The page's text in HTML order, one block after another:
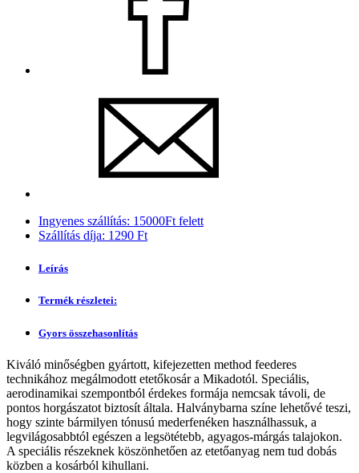
Ingyenes szállítás: 15000Ft felett
Szállítás díja: 1290 Ft
Leírás
Termék részletei:
Gyors összehasonlítás
Kiváló minőségben gyártott, kifejezetten method feederes
technikához megálmodott etetőkosár a Mikadotól. Speciális,
aerodinamikai szempontból érdekes formája nemcsak távoli, de
pontos horgászatot biztosít általa. Halványbarna színe lehetővé teszi,
hogy szinte bármilyen tónusú mederfenéken használhassuk, a
legvilágosabbtól egészen a legsötétebb, agyagos-márgás talajokon.
A speciális részeknek köszönhetően az etetőanyag nem tud dobás
közben a kosárból kihullani.